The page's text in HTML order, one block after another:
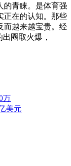
的青睐。是体育强
正在的认知。那些
而越来越宝贵。经
圈取火爆，
万
美元